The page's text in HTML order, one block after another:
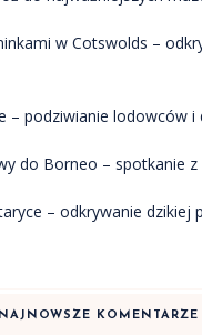
w Cotswolds –
– podziwianie lodowców i
do Borneo – spotkanie
– odkrywanie dzikiej
NAJNOWSZE KOMENTARZE